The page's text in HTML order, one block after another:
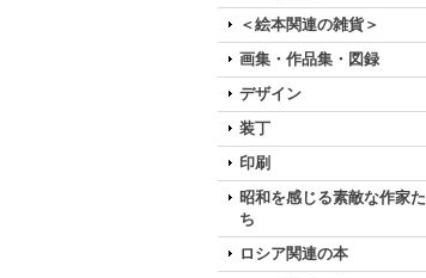
＜絵本関連の雑貨＞
画集・作品集・図録
デザイン
装丁
印刷
昭和を感じる素敵な作家た
ち
ロシア関連の本